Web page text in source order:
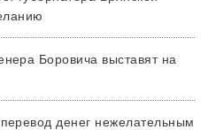
Боровича выставят на
денег нежелательным